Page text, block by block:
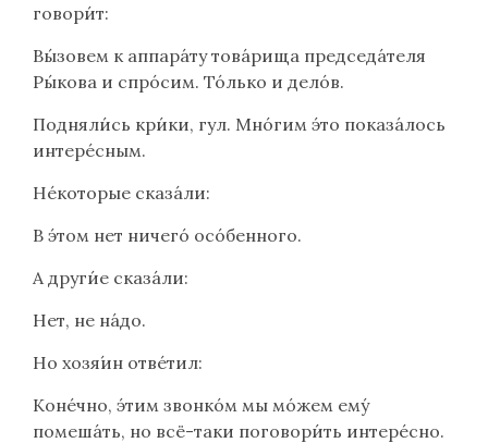
говори́т:
Вы́зовем к аппара́ту това́рища председа́теля
Ры́кова и спро́сим. То́лько и дело́в.
Подняли́сь кри́ки, гул. Мно́гим э́то показа́лось
интере́сным.
Не́которые сказа́ли:
В э́том нет ничего́ осо́бенного.
А други́е сказа́ли:
Нет, не на́до.
Но хозя́ин отве́тил:
Коне́чно, э́тим звонко́м мы мо́жем ему́
помеша́ть, но всё-таки поговори́ть интере́сно.